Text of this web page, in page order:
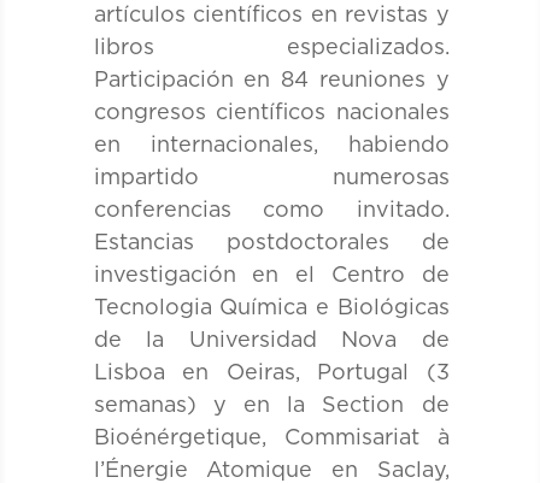
artículos científicos en revistas y
libros especializados.
Participación en 84 reuniones y
congresos científicos nacionales
en internacionales, habiendo
impartido numerosas
conferencias como invitado.
Estancias postdoctorales de
investigación en el Centro de
Tecnologia Química e Biológicas
de la Universidad Nova de
Lisboa en Oeiras, Portugal (3
semanas) y en la Section de
Bioénérgetique, Commisariat à
l’Énergie Atomique en Saclay,